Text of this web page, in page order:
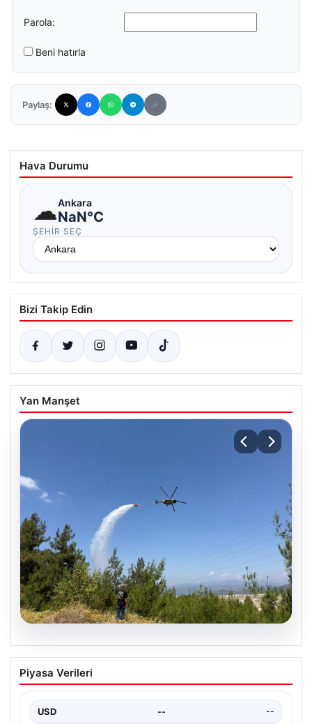
Parola:
Beni hatırla
Paylaş:
Hava Durumu
☁Ankara
NaN°C
ŞEHIR SEÇ
Bizi Takip Edin
Yan Manşet
Bursa’da çıkan orman yangını
büyümeden söndürüldü
Piyasa Verileri
USD -- --